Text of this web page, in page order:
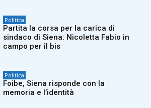
Politica
Partita la corsa per la carica di
sindaco di Siena: Nicoletta Fabio in
campo per il bis
Politica
Foibe, Siena risponde con la
memoria e l’identità